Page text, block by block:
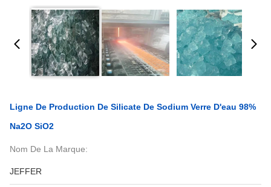
Ligne De Production De Silicate De Sodium Verre D'eau 98%
Na2O SiO2
Nom De La Marque:
JEFFER